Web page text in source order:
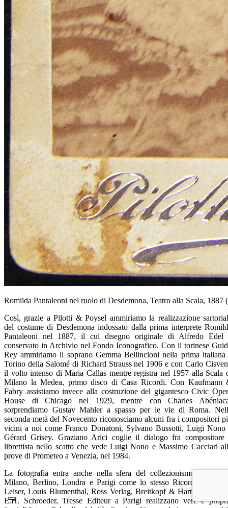
Romilda Pantaleoni nel ruolo di Desdemona, Teatro alla Scala,
Così, grazie a Pilotti & Poysel ammiriamo la realizzazione
del costume di Desdemona indossato dalla prima interprete
Pantaleoni nel 1887, il cui disegno originale di Alfredo Edel
conservato in Archivio nel Fondo Iconografico. Con il torinese
Rey ammiriamo il soprano Gemma Bellincioni nella prima italiana
Torino della Salomé di Richard Strauss nel 1906 e con Carlo
il volto intenso di Maria Callas mentre registra nel 1957 alla Scala
Milano la Medea, primo disco di Casa Ricordi. Con Kaufmann
Fabry assistiamo invece alla costruzione del gigantesco Civic
House di Chicago nel 1929, mentre con Charles
sorprendiamo Gustav Mahler a spasso per le vie di Roma.
seconda metà del Novecento riconosciamo alcuni fra i compositori
vicini a noi come Franco Donatoni, Sylvano Bussotti, Luigi Nono
Gérard Grisey. Graziano Arici coglie il dialogo fra compositore
librettista nello scatto che vede Luigi Nono e Massimo Cacciari
prove di Prometeo a Venezia, nel 1984.
La fotografia entra anche nella sfera del collezionismo, editori
Milano, Berlino, Londra e Parigi come lo stesso Ricordi,
Leiser, Louis Blumenthal, Ross Verlag, Breitkopf & Hartel a
E.H. Schroeder, Tresse Editeur a Parigi realizzano vere e